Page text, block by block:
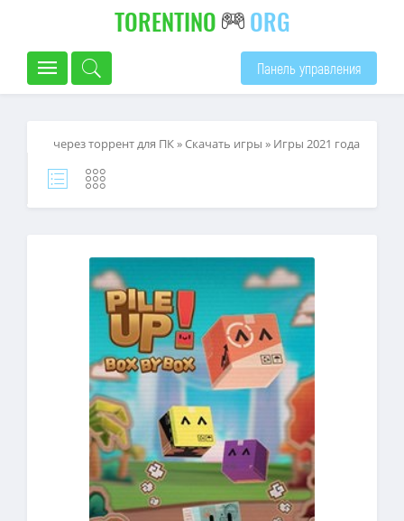
TORENTINO ORG
Панель управления
через торрент для ПК»Скачать игры » Игры 2021 года